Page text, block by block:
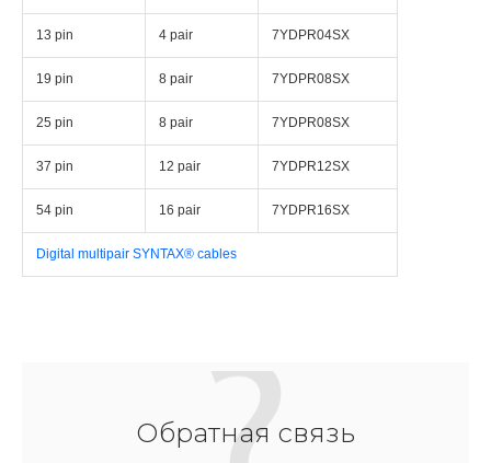
13 pin 4 pair 7YDPR04SX
19 pin 8 pair 7YDPR08SX
25 pin 8 pair 7YDPR08SX
37 pin 12 pair 7YDPR12SX
54 pin 16 pair 7YDPR16SX
Digital multipair SYNTAX® cables
Обратная связь